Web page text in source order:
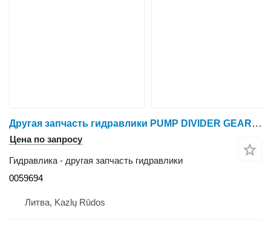
Другая запчасть гидравлики PUMP DIVIDER GEARBOX 0059694 для харвестера Ponsse Ergo
Цена по запросу
Гидравлика - другая запчасть гидравлики
0059694
Литва, Kazlų Rūdos